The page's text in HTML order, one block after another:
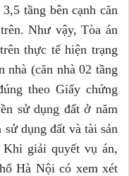
tầng bên cạnh căn
Như vậy, Tòa án
thực tế hiện trạng
nhà (căn nhà 02 tầng
theo Giấy chứng
sử dụng đất ở năm
dụng đất và tài sản
Khi giải quyết vụ án,
Hà Nội có xem xét